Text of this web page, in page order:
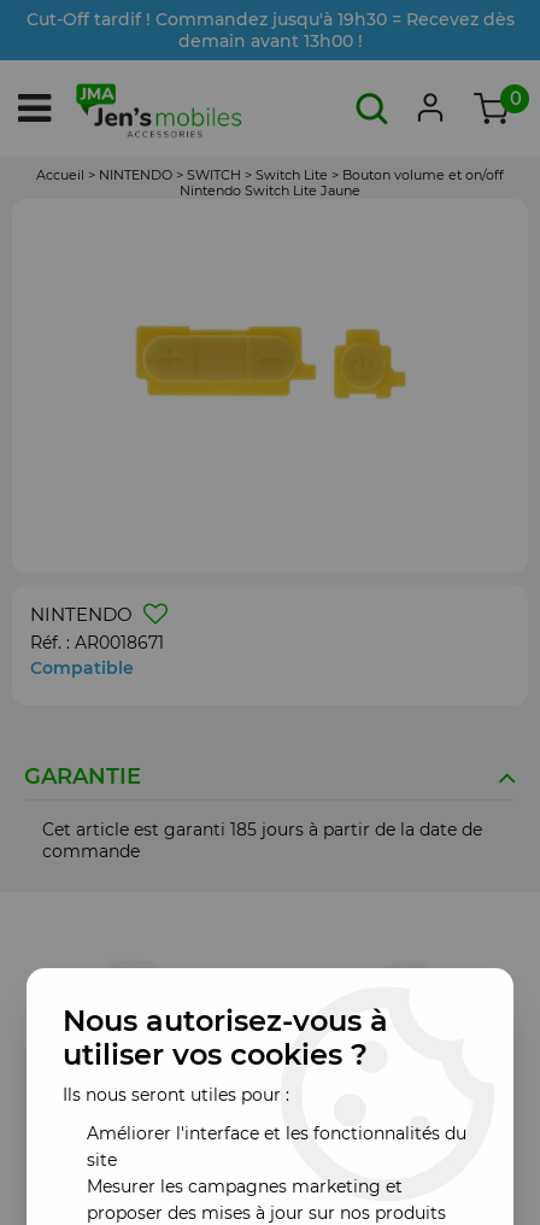
Cut-Off tardif ! Commandez jusqu'à 19h30 = Recevez dès
demain avant 13h00 !
0
Accueil > NINTENDO > SWITCH > Switch Lite > Bouton volume et on/off
Nintendo Switch Lite Jaune
NINTENDO
Réf. : AR0018671
Compatible
GARANTIE
Cet article est garanti 185 jours à partir de la date de
commande
Nous autorisez-vous à
utiliser vos cookies ?
Ils nous seront utiles pour :
Améliorer l'interface et les fonctionnalités du
site
Mesurer les campagnes marketing et
proposer des mises à jour sur nos produits